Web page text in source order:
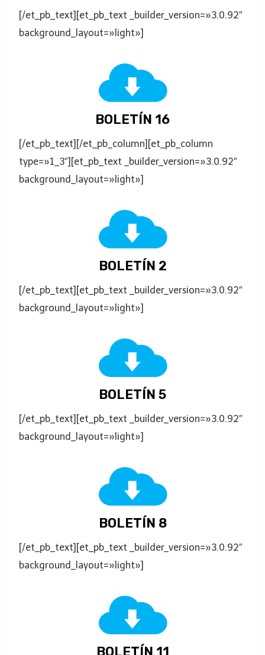
[/et_pb_text][et_pb_text _builder_version=»3.0.92″
background_layout=»light»]
BOLETÍN 16
[/et_pb_text][/et_pb_column][et_pb_column
type=»1_3″][et_pb_text _builder_version=»3.0.92″
background_layout=»light»]
BOLETÍN 2
[/et_pb_text][et_pb_text _builder_version=»3.0.92″
background_layout=»light»]
BOLETÍN 5
[/et_pb_text][et_pb_text _builder_version=»3.0.92″
background_layout=»light»]
BOLETÍN 8
[/et_pb_text][et_pb_text _builder_version=»3.0.92″
background_layout=»light»]
BOLETÍN 11